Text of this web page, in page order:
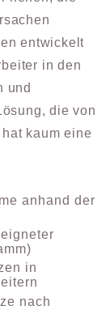
entwickelt
in den
und
die von
kaum eine
anhand der
in
nach